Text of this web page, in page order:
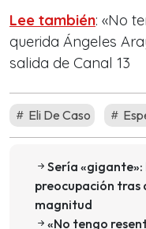
Lee también: «No
querida Ángeles
salida de Canal 13
Eli De Caso
Sería
preocupación tras
magnitud
«No tengo